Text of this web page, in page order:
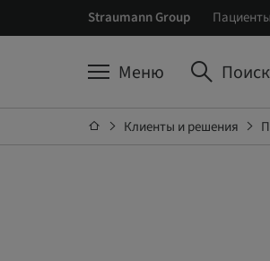
Straumann Group Пациенты
Меню Поиск
Клиенты и решения